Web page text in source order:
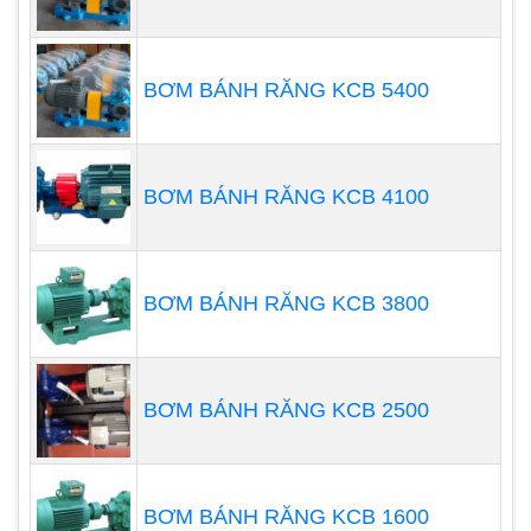
- Máy hoạt động độc lập mà không cần bất kỳ
công cụ hay máy móc nào hỗ trợ dù công suất
thổi khí có lớn, giúp tiết kiệm tối đa chi phí và
không gian. Nhưng yên tâm là loại máy này điều
chỉnh công suất phù hợp để không làm ảnh hưởng
đến quá trình hoạt động của máy.
BƠM BÁNH RĂNG KCB 5400
BƠM BÁNH RĂNG KCB 4100
BƠM BÁNH RĂNG KCB 3800
BƠM BÁNH RĂNG KCB 2500
BƠM BÁNH RĂNG KCB 1600